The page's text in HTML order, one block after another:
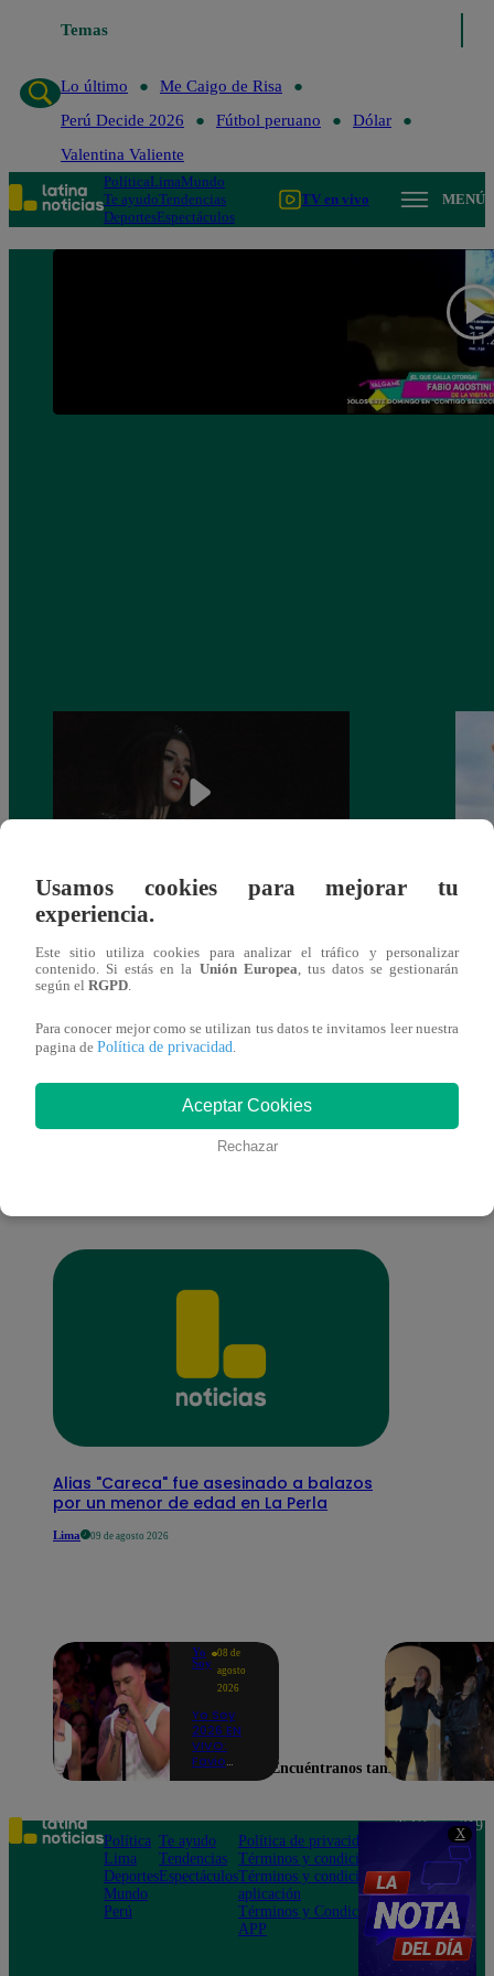
X
Temas
Lo último
Me Caigo de Risa
Perú Decide 2026
Fútbol peruano
Dólar
Valentina Valiente
PolíticaLimaMundo
Te ayudoTendencias
DeportesEspectáculos
TV en vivo MENÚ
¿Yahaira Plasencia y Maritza Rodríguez
más unidas que nunca?
También te puede
Alias "Careca" fue asesinado a balazos
por un menor de edad en La Perla
Lima 09 de agosto 2026
Yo
Soy
08 de
agosto
2026
Yo Soy
2026 EN
VIVO:
Favio
Ricky
Martin y
pone a
bailar a
todos en
CASTING
EN VIVO
Usamos cookies para mejorar tu
experiencia.
Este sitio utiliza cookies para analizar el tráfico y personalizar
contenido. Si estás en la Unión Europea , tus datos se gestionarán
según el RGPD
Para conocer mejor como se utilizan tus datos te invitamos leer nuestra
pagina de Política de privacidad
Aceptar Cookies
Rechazar
Encuéntranos también en
Política
Lima
Deportes
Mundo
Perú
Te ayudo
Tendencias
Espectáculos
Política de privacidad
Términos y condiciones
Términos y condiciones
aplicación
Términos y Condiciones
APP
Teléfono: 219
Av. San
Felipe 968
Jesús María